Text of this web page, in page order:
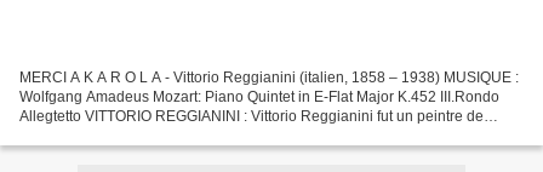
MERCI A K A R O L A - Vittorio Reggianini (italien, 1858 – 1938) MUSIQUE :
Wolfgang Amadeus Mozart: Piano Quintet in E-Flat Major K.452 III.Rondo
Allegtetto VITTORIO REGGIANINI : Vittorio Reggianini fut un peintre de